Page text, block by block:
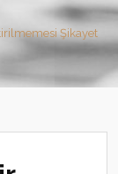
Şikayet